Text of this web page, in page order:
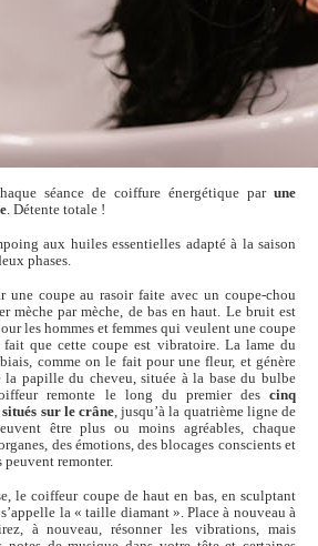
séance de coiffure énergétique par une
. Détente totale !
aux huiles essentielles adapté à la saison
phases.
une coupe au rasoir faite avec un coupe-chou
mèche par mèche, de bas en haut. Le bruit est
les hommes et femmes qui veulent une coupe
que cette coupe est vibratoire. La lame du
comme on le fait pour une fleur, et génère
papille du cheveu, située à la base du bulbe
remonte le long du premier des cinq
sur le crâne, jusqu’à la quatrième ligne de
être plus ou moins agréables, chaque
des émotions, des blocages conscients et
remonter.
le coiffeur coupe de haut en bas, en sculptant
la « taille diamant ». Place à nouveau à
à nouveau, résonner les vibrations, mais